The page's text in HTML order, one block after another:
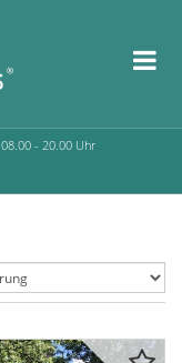
- 20.00 Uhr